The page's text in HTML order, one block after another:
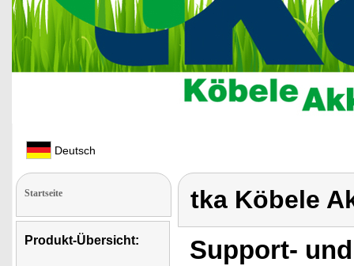
Deutsch
Startseite
Produkt-Übersicht:
tka Köbele
Support-